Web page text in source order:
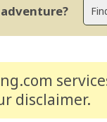
disclaimer.